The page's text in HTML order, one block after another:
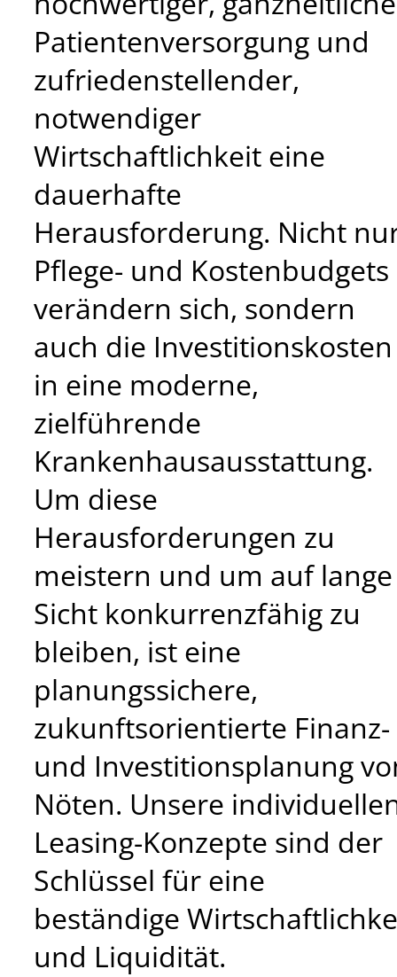
Patientenversorgung und
zufriedenstellender,
notwendiger
Wirtschaftlichkeit eine
dauerhafte
Herausforderung. Nicht
Pflege- und Kostenbudgets
verändern sich, sondern
auch die Investitionskosten
in eine moderne,
zielführende
Krankenhausausstattung.
Um diese
Herausforderungen zu
meistern und um auf lange
Sicht konkurrenzfähig zu
bleiben, ist eine
planungssichere,
zukunftsorientierte Finanz-
und Investitionsplanung
Nöten. Unsere
Leasing-Konzepte sind der
Schlüssel für eine
beständige
und Liquidität.